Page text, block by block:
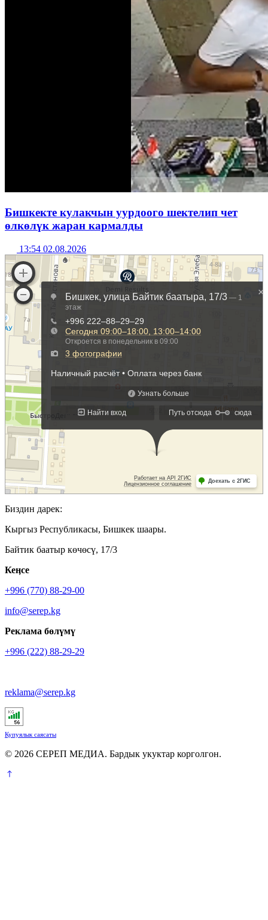
Бишкекте кулакчын уурдоого шектелип чет
өлкөлүк жаран кармалды
13:54 02.08.2026
Биздин дарек:
Кыргыз Республикасы, Бишкек шаары.
Байтик баатыр көчөсү, 17/3
Кеӊсе
+996 (770) 88-29-00
info@serep.kg
Реклама бөлүмү
+996 (222) 88-29-29
reklama@serep.kg
Купуялык саясаты
© 2026 СЕРЕП МЕДИА. Бардык укуктар корголгон.